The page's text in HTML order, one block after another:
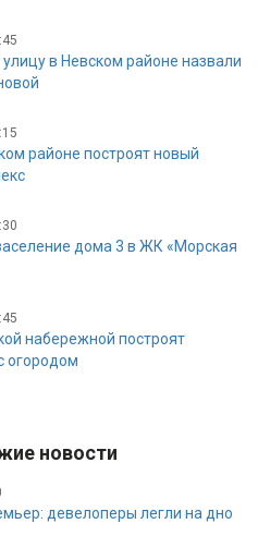
в Невском районе назвали
районе построят новый
дома 3 в ЖК «Морская
набережной построят
огородом
новости
девелоперы легли на дно